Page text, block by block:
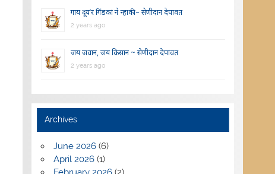
गाय दूय’र गिंडकां ने न्हाकी – सेणीदान देपावत
2 years ago
जय जवान, जय किसान ~ सेणीदान देपावत
2 years ago
Archives
June 2026(6)
April 2026(1)